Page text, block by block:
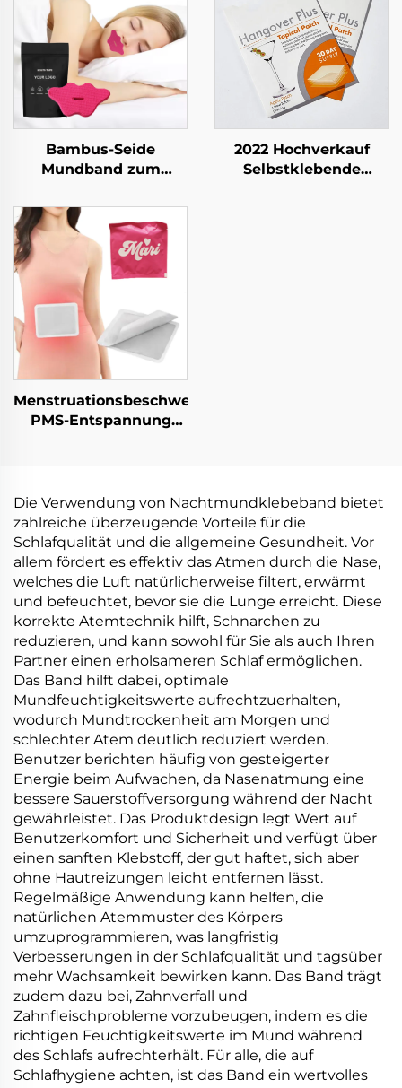
Bambus-Seide
Mundband zum
Nasenatmung niedlich
Lippenband zum
Schlafen
2022 Hochverkauf
Selbstklebende
Menstruationsbeschwerden
PMS-Entspannung
Entspannungs-
Pflaster
Die Verwendung von Nachtmundklebeband bietet
zahlreiche überzeugende Vorteile für die
Schlafqualität und die allgemeine Gesundheit. Vor
allem fördert es effektiv das Atmen durch die Nase,
welches die Luft natürlicherweise filtert, erwärmt
und befeuchtet, bevor sie die Lunge erreicht. Diese
korrekte Atemtechnik hilft, Schnarchen zu
reduzieren, und kann sowohl für Sie als auch Ihren
Partner einen erholsameren Schlaf ermöglichen.
Das Band hilft dabei, optimale
Mundfeuchtigkeitswerte aufrechtzuerhalten,
wodurch Mundtrockenheit am Morgen und
schlechter Atem deutlich reduziert werden.
Benutzer berichten häufig von gesteigerter
Energie beim Aufwachen, da Nasenatmung eine
bessere Sauerstoffversorgung während der Nacht
gewährleistet. Das Produktdesign legt Wert auf
Benutzerkomfort und Sicherheit und verfügt über
einen sanften Klebstoff, der gut haftet, sich aber
ohne Hautreizungen leicht entfernen lässt.
Regelmäßige Anwendung kann helfen, die
natürlichen Atemmuster des Körpers
umzuprogrammieren, was langfristig
Verbesserungen in der Schlafqualität und tagsüber
mehr Wachsamkeit bewirken kann. Das Band trägt
zudem dazu bei, Zahnverfall und
Zahnfleischprobleme vorzubeugen, indem es die
richtigen Feuchtigkeitswerte im Mund während
des Schlafs aufrechterhält. Für alle, die auf
Schlafhygiene achten, ist das Band ein wertvolles